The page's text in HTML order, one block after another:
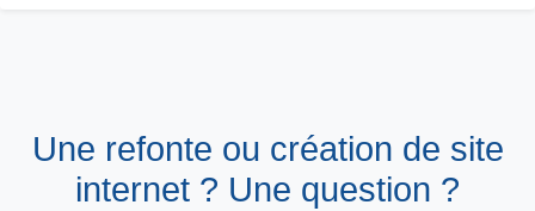
Une refonte ou création de site
internet ? Une question ?